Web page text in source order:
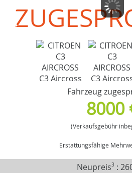
Fahrzeug
8000
(Verkaufsgebühr
Erstattungsfähige
Neupreis3 :